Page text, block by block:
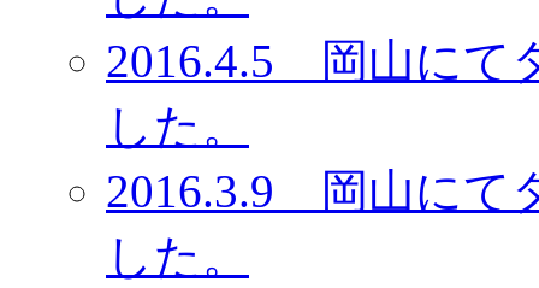
2016.4.5 岡山にて
した。
2016.3.9 岡山にて
した。